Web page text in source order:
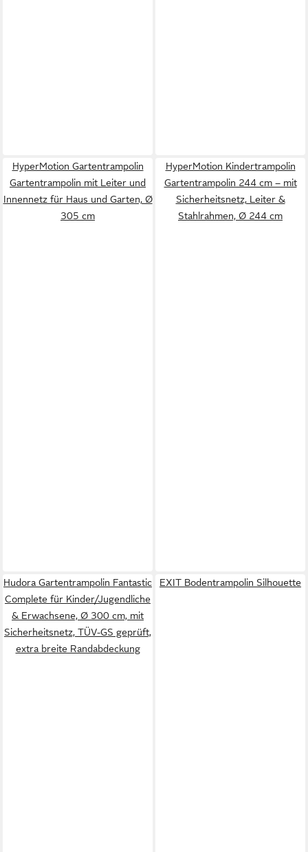
HyperMotion Gartentrampolin
Gartentrampolin mit Leiter und
Innennetz für Haus und Garten, Ø
305 cm
HyperMotion Kindertrampolin
Gartentrampolin 244 cm – mit
Sicherheitsnetz, Leiter &
Stahlrahmen, Ø 244 cm
Hudora Gartentrampolin Fantastic
Complete für Kinder/Jugendliche
& Erwachsene, Ø 300 cm, mit
Sicherheitsnetz, TÜV-GS geprüft,
extra breite Randabdeckung
EXIT Bodentrampolin Silhouette